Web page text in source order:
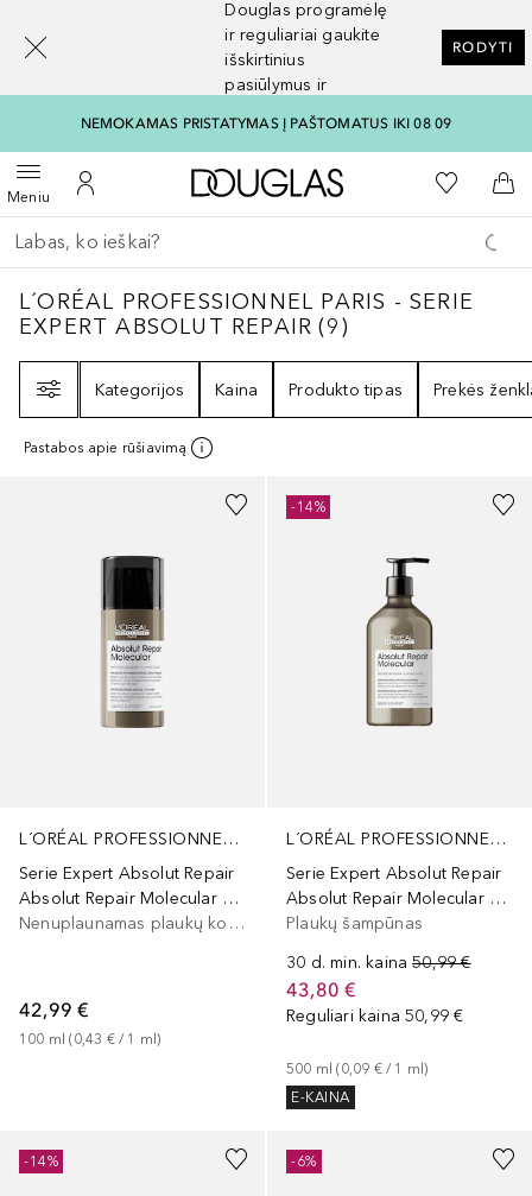
Douglas programėlę
ir reguliariai gaukite
išskirtinius
pasiūlymus ir
RODYTI
NEMOKAMAS PRISTATYMAS Į PAŠTOMATUS IKI 08 09
MeniuAtidaryti meniuĮ mano paskyrą
Į Douglas pagrindinį
Į mano
Į
Grįžk atgal
Vykdykite paiešką
L´ORÉAL PROFESSIONNEL PARIS - SERIE
L´ORÉAL PROFESSIONNEL PARIS - SERIE
EXPERT ABSOLUT REPAIR (9)
Kategorijos
Kaina Produkto tipas Prekės
Pastabos apie rūšiavimą
L´ORÉAL PROFESSIONNEL PARIS
Serie Expert Absolut Repair
Absolut Repair Molecular Molecular Leave-In Mask
Nenuplaunamas plaukų kondicionierius
42,99 €
100 ml (0,43 € / 1 ml)
L´ORÉAL PROFESSIONNEL PARIS
Serie Expert Absolut Repair
Absolut Repair Molecular Shampoo
Plaukų šampūnas
30 d. min. kaina 50,99 €
43,80 €
Reguliari kaina 50,99 €
500 ml (0,09 € / 1 ml)
E-KAINA
-14%
-14% -6%
[navigation.slideout.screenreader]